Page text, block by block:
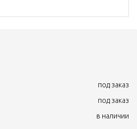
под заказ
под заказ
в наличии